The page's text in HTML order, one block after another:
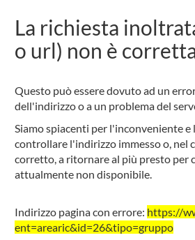
La richiesta
o url) non è
Questo può essere dovuto ad un
dell'indirizzo o a un problema del
Siamo spiacenti per l'inconveniente e
controllare l'indirizzo immesso o, nel
corretto, a ritornare al più presto per
attualmente non disponibile.
Indirizzo pagina con errore: https://
ent=arearic&id=26&tipo=gruppo